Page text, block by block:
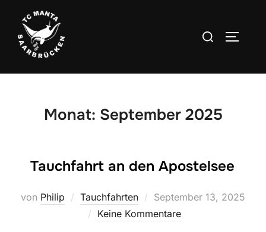
Inhalt
springen
Suchen
Monat: September 2025
Tauchfahrt an den Apostelsee
von Philip Tauchfahrten
Veröffentlicht
am
September 13, 2025
Keine Kommentare